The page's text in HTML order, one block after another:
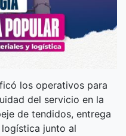
los operativos para
del servicio en la
de tendidos, entrega
junto al